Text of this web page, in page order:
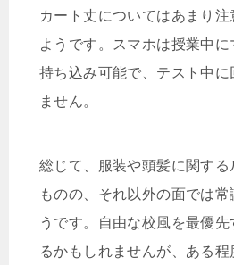
カート丈についてはあまり
ようです。スマホは授業中
持ち込み可能で、テスト中に
ません。
総じて、服装や頭髪に関す
ものの、それ以外の面では
うです。自由な校風を最優
るかもしれませんが、ある